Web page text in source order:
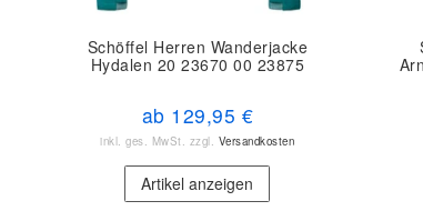
Schöffel Herren Wanderjacke
Hydalen 20 23670 00 23875
ab 129,95 €
inkl. ges. MwSt. zzgl. Versandkosten
Artikel anzeigen